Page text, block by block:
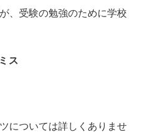
、受験の勉強のために学校
ス
については詳しくありませ